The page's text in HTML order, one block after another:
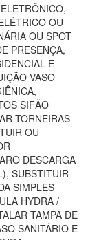
OU
OU SPOT
PRESENÇA,
E
VASO
SIFÃO
TORNEIRAS
OU
DESCARGA
SUBSTITUIR
SIMPLES
HYDRA /
TAMPA DE
SANITÁRIO E